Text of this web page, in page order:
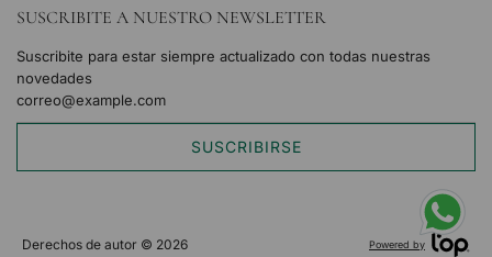
SUSCRIBITE A NUESTRO NEWSLETTER
Suscribite para estar siempre actualizado con todas nuestras
novedades
SUSCRIBIRSE
Derechos de autor © 2026 Powered by